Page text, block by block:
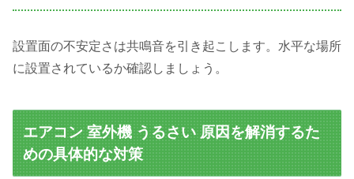
設置面の不安定さは共鳴音を引き起こします。水平な場所
に設置されているか確認しましょう。
エアコン 室外機 うるさい 原因を解消するた
めの具体的な対策